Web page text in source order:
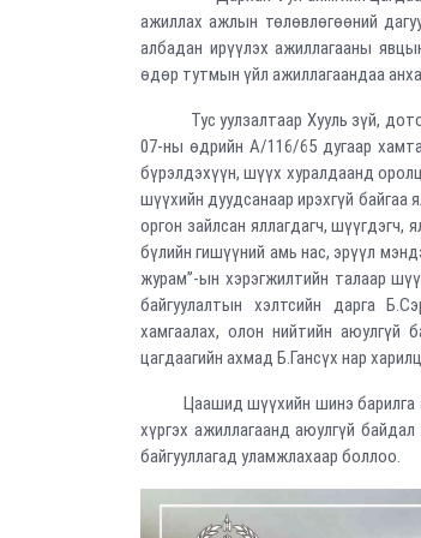
ажиллах ажлын төлөвлөгөөний
албадан ирүүлэх ажиллагааны
өдөр тутмын үйл ажиллагаандаа
Тус уулзалтаар Хууль зүй,
07-ны өдрийн А/116/65 дугаар
бүрэлдэхүүн, шүүх хуралдаанд
шүүхийн дуудсанаар ирэхгүй байгаа
оргон зайлсан яллагдагч, шүүгдэгч,
бүлийн гишүүний амь нас, эрүүл
журам”-ын хэрэгжилтийн талаар
байгуулалтын хэлтсийн дарга
хамгаалах, олон нийтийн аюулгүй
цагдаагийн ахмад Б.Гансүх нар
Цаашид шүүхийн шинэ барилга
хүргэх ажиллагаанд аюулгүй
байгууллагад уламжлахаар боллоо.